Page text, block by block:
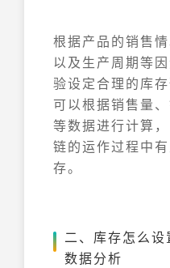
根据产品的销售
以及生产周期等
验设定合理的库
可以根据销售量
等数据进行计算
链的运作过程中
存。
二、库存怎么
数据分析